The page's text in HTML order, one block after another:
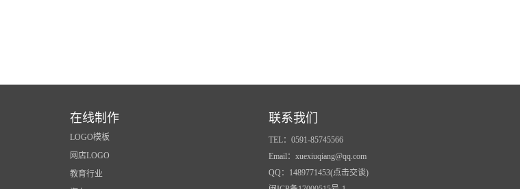
在线制作
LOGO模板
网店LOGO
教育行业
联系我们
TEL：0591-85745566
Email：xuexiuqiang@qq.com
QQ：1489771453(点击交谈)